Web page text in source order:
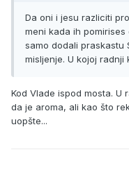
Da oni i jesu razliciti
meni kada ih
samo dodali praskastu
misljenje. U kojoj radnji
Kod Vlade ispod mosta. U
da je aroma, ali kao što
uopšte...